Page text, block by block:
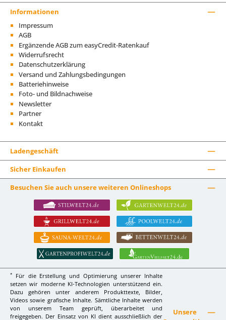
Informationen
Impressum
AGB
Ergänzende AGB zum easyCredit-Ratenkauf
Widerrufsrecht
Datenschutzerklärung
Versand und Zahlungsbedingungen
Batteriehinweise
Foto- und Bildnachweise
Newsletter
Partner
Kontakt
Ladengeschäft
Sicher Einkaufen
Besuchen Sie auch unsere weiteren Onlineshops
*
Für die Erstellung und Optimierung unserer Inhalte
setzen wir moderne KI-Technologien unterstützend ein.
Dazu gehören unter anderem Produkttexte, Bilder,
Videos sowie grafische Inhalte. Sämtliche Inhalte werden
von unserem Team geprüft, überarbeitet und
freigegeben. Der Einsatz von KI dient ausschließlich der
Unsere